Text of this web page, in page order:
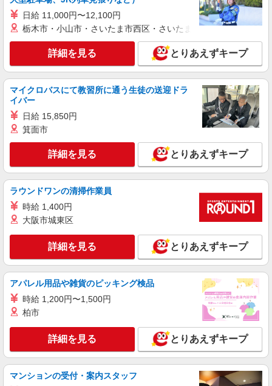
職業紹介
ひばりケ丘駅◆病院の補助STAFF◆患者さん
支援/消毒など≪経験不問≫
【正社員】月給240,000〜400,000円 ・基本
給：200,000円〜220,000円 ・資格手当：10,000〜
30,000円 ・役職手当：10,000〜70,000円 ・処遇改
善手当：20,000〜60,000円（勤続年数、保有資格
により変動） ・固定残業手当：20,000円（10時
手当として別途支給 ・夜勤手当：10,000円/1回
（上記給与とは別に支給） 下記資格をお持ちの方
歓迎 ・認知症介護基礎研修 ・初任者研修 ・実務
詳細を見る
株式会社kotrio /●TC-H-1992948
保谷駅＊看護助手＊日払いOK！推し活の軍資
金も即ゲット◎
時給1600円〜2250円 ＜日払い有/週払い有/交
西東京市 最寄り駅：保谷
キープ 詳細を見る
派遣社員
株式会社kotrio /●TC-H-1992611
≪日払いOK！≫病院の看護助手＊即日勤務も
時給1600円〜2250円 ＜日払い有/週払い有/交
通費全支給(ガソリン代含む)＞
西東京市 ◆来社不要/面接なし
日給 11,000円〜12,100円
栃木市・小山市・さいたま市西区・さいたま市岩槻区・久喜市・
詳細を見る とりあえずキープ
マイクロバスにて教習所に通う生徒の送迎ドラ
イバー
日給 15,850円
箕面市
詳細を見る とりあえずキープ
ラウンドワンの清掃作業員
時給 1,400円
大阪市城東区
詳細を見る とりあえずキープ
アパレル用品や雑貨のピッキング検品
時給 1,200円〜1,500円
柏市
詳細を見る とりあえずキープ
マンションの受付・案内スタッフ